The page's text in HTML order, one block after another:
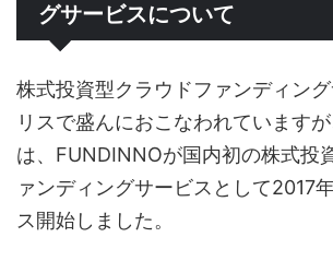
グサービスについて
株式投資型クラウドファンディン
リスで盛んにおこなわれています
は、FUNDINNOが国内初の株式投
ァンディングサービスとして2017
ス開始しました。